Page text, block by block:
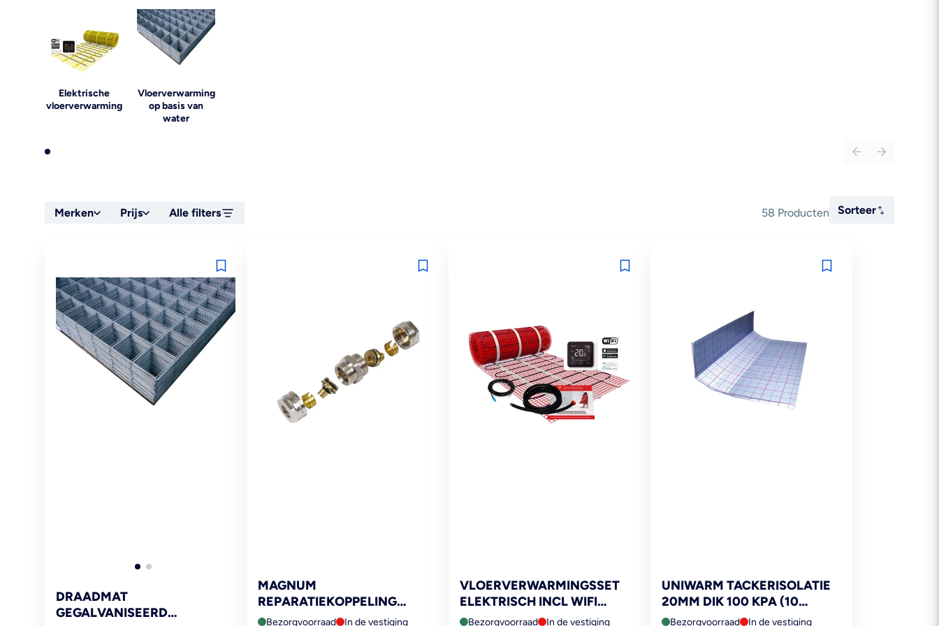
Elektrische
vloerverwarming
Vloerverwarming
op basis van
water
Merken Prijs Alle filters 58 Producten
Sorteer
Sorteer
DRAADMAT
GEGALVANISEERD
MAGNUM
REPARATIEKOPPELING
16X2MM
Bezorgvoorraad In de vestiging
VLOERVERWARMINGSSET
ELEKTRISCH INCL WIFI
THERMOSTAAT 300W 2M²
Bezorgvoorraad In de vestiging
UNIWARM TACKERISOLATIE
20MM DIK 100 KPA (10
M²/PAK)
Bezorgvoorraad In de vestiging